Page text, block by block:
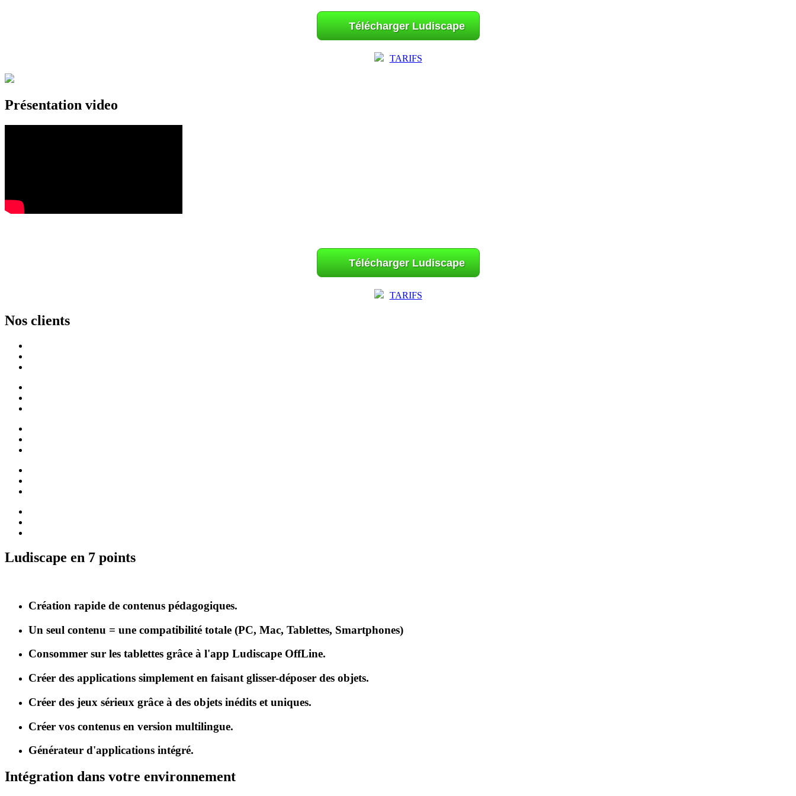
Télécharger Ludiscape
TARIFS
Présentation video
Télécharger Ludiscape
TARIFS
Nos clients
Ludiscape en 7 points
Création rapide de contenus pédagogiques.
Un seul contenu = une compatibilité totale (PC, Mac, Tablettes, Smartphones)
Consommer sur les tablettes grâce à l'app Ludiscape OffLine.
Créer des applications simplement en faisant glisser-déposer des objets.
Créer des jeux sérieux grâce à des objets inédits et uniques.
Créer vos contenus en version multilingue.
Générateur d'applications intégré.
Intégration dans votre environnement